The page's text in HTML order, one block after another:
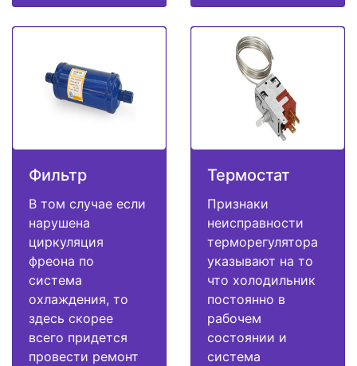
Фильтр
В том случае если
нарушена
циркуляция
фреона по
система
охлаждения, то
здесь скорее
всего придется
провести ремонт
Термостат
Признаки
неисправности
терморегулятора
указывают на то
что холодильник
постоянно в
рабочем
состоянии и
система